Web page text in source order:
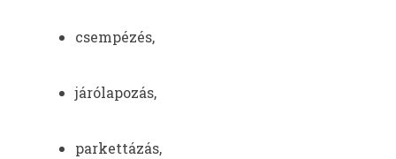
csempézés,
járólapozás,
parkettázás,